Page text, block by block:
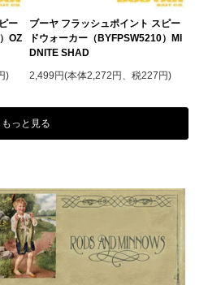
ー
OZ
)
ブーヤ フラッシュポイント スピー
ドウォーカー（BYFPSW5210）MI
DNITE SHAD
2,499円(本体2,272円、税227円)
もっと見る